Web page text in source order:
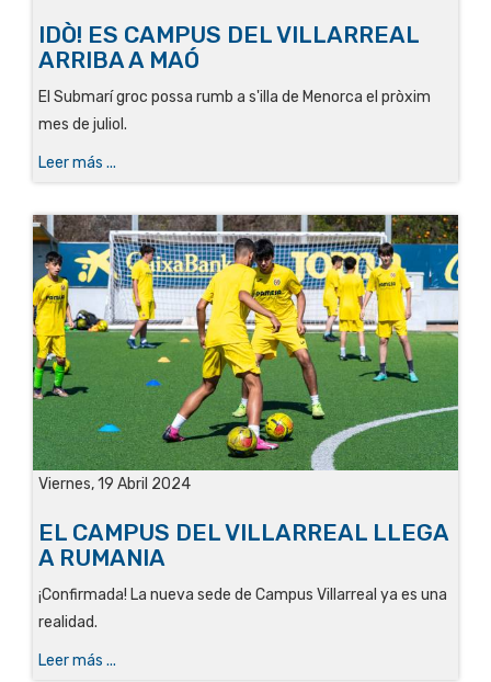
IDÒ! ES CAMPUS DEL VILLARREAL
ARRIBA A MAÓ
El Submarí groc possa rumb a s'illa de Menorca el pròxim
mes de juliol.
Leer más ...
Viernes, 19 Abril 2024
EL CAMPUS DEL VILLARREAL LLEGA
A RUMANIA
¡Confirmada! La nueva sede de Campus Villarreal ya es una
realidad.
Leer más ...